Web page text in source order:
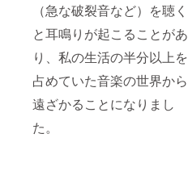
（急な破裂音など）を聴く
と耳鳴りが起こることがあ
り、私の生活の半分以上を
占めていた音楽の世界から
遠ざかることになりまし
た。